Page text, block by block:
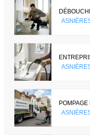
POMPAGE